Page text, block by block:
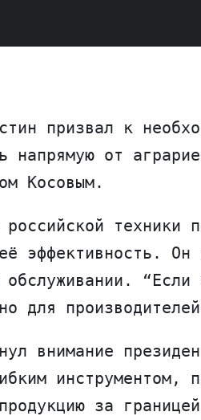
призвал к
напрямую от
Косовым.
техники
эффективность.
обслуживании.
для
внимание
инструментом,
за